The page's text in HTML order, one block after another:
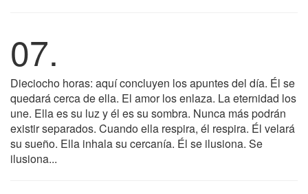
07.
Dieciocho horas: aquí concluyen los apuntes del día. Él se
quedará cerca de ella. El amor los enlaza. La eternidad los
une. Ella es su luz y él es su sombra. Nunca más podrán
existir separados. Cuando ella respira, él respira. Él velará
su sueño. Ella inhala su cercanía. Él se ilusiona. Se
ilusiona...